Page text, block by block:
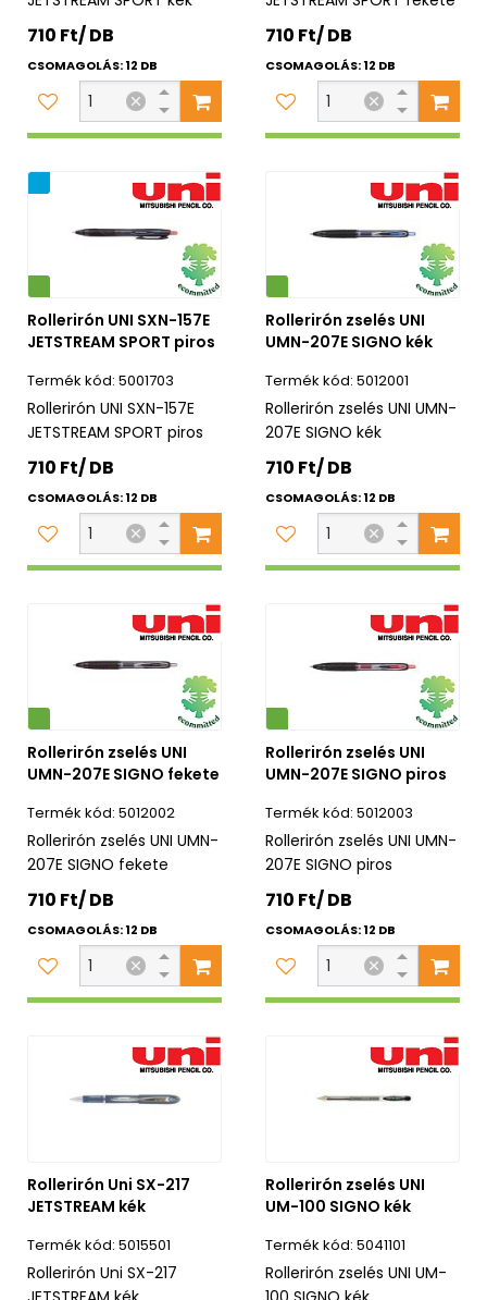
710 Ft/ DB
CSOMAGOLÁS: 12 DB
710 Ft/ DB
CSOMAGOLÁS: 12 DB
Rollerirón UNI SXN-157E
JETSTREAM SPORT piros
5001703
Rollerirón UNI SXN-157E
JETSTREAM SPORT piros
710 Ft/ DB
CSOMAGOLÁS: 12 DB
Környezetbarát
Rollerirón zselés UNI
UMN-207E SIGNO kék
5012001
Rollerirón zselés UNI UMN-
207E SIGNO kék
710 Ft/ DB
CSOMAGOLÁS: 12 DB
Rollerirón zselés UNI
UMN-207E SIGNO fekete
5012002
Rollerirón zselés UNI UMN-
207E SIGNO fekete
710 Ft/ DB
CSOMAGOLÁS: 12 DB
Környezetbarát
Rollerirón zselés UNI
UMN-207E SIGNO piros
5012003
Rollerirón zselés UNI UMN-
207E SIGNO piros
710 Ft/ DB
CSOMAGOLÁS: 12 DB
Rollerirón Uni SX-217
JETSTREAM kék
5015501
Rollerirón Uni SX-217
Rollerirón zselés UNI
UM-100 SIGNO kék
5041101
Rollerirón zselés UNI UM-